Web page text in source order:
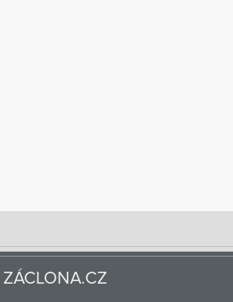
ZÁCLONA.CZ